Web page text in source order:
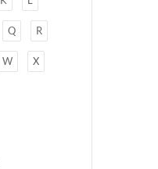
Q R
W X